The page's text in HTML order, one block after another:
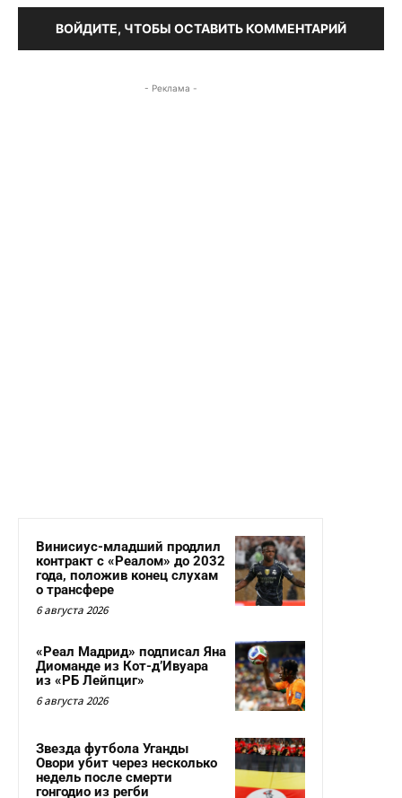
ВОЙДИТЕ, ЧТОБЫ ОСТАВИТЬ КОММЕНТАРИЙ
- Реклама -
Винисиус-младший продлил
контракт с «Реалом» до 2032
года, положив конец слухам
о трансфере
6 августа 2026
«Реал Мадрид» подписал Яна
Диоманде из Кот-д’Ивуара
из «РБ Лейпциг»
6 августа 2026
Звезда футбола Уганды
Овори убит через несколько
недель после смерти
гонгодио из регби